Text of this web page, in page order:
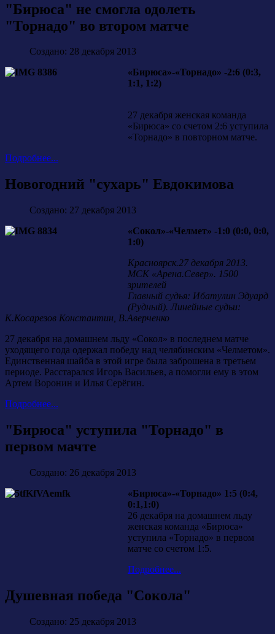
"Бирюса" не смогла одолеть
"Торнадо" во втором матче
Создано: 28 декабря 2013
«Бирюса»-«Торнадо» -2:6 (0:3,
1:1, 1:2)
27 декабря женская команда
«Бирюса» со счетом 2:6 уступила
«Торнадо» в повторном матче.
Подробнее...
Новогодний "сухарь" Евдокимова
Создано: 27 декабря 2013
«Сокол»-«Челмет» -1:0 (0:0, 0:0,
1:0)
Красноярск.27 декабря 2013.
МСК «Арена.Север». 1500
зрителей
Главный судья: Ибатулин Эдуард
(Рудный). Линейные судьи:
К.Косарезов Константин, В.Аверченко
27 декабря на домашнем льду «Сокол» в последнем матче
уходящего года одержал победу над челябинским «Челметом».
Единственная шайба в этой игре была заброшена в третьем
периоде. Расстарался Игорь Васильев, а помогли ему в этом
Артем Воронин и Илья Серёгин.
Подробнее...
"Бирюса" уступила "Торнадо" в
первом мачте
Создано: 26 декабря 2013
«Бирюса»-«Торнадо» 1:5 (0:4,
0:1,1:0)
26 декабря на домашнем льду
женская команда «Бирюса»
уступила «Торнадо» в первом
матче со счетом 1:5.
Подробнее...
Душевная победа "Сокола"
Создано: 25 декабря 2013